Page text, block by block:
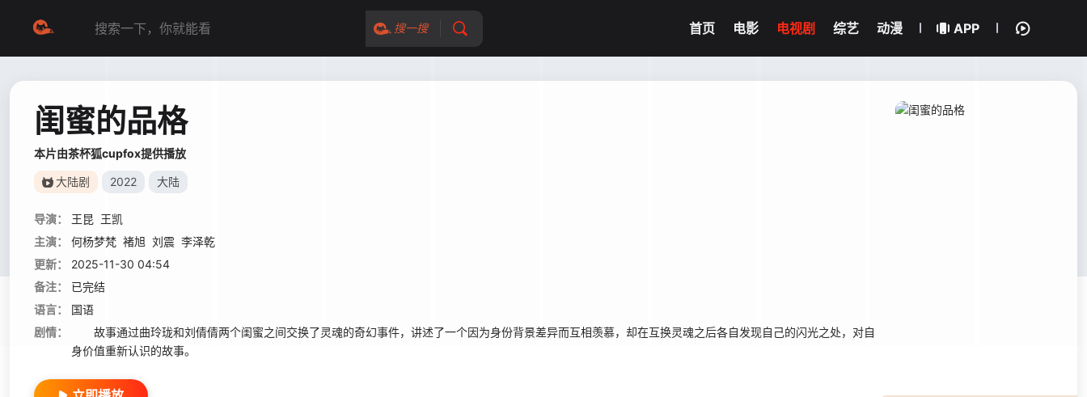
搜一搜 首页 电影 电视剧 综艺 动漫 APP
闺蜜的品格
本片由茶杯狐cupfox提供播放
大陆剧 2022 大陆
导演： 王昆 王凯
主演：
何杨梦梵 褚旭 刘震 李泽乾
更新：
2025-11-30 04:54
备注：
已完结
语言：
国语
剧情：
故事通过曲玲珑和刘倩倩两个闺蜜之间交换了灵魂的奇幻事件，讲述了一个因为身份背景差异而互相羡慕，却在互换灵魂之后各自发现自己的闪光之处，对自
身价值重新认识的故事。